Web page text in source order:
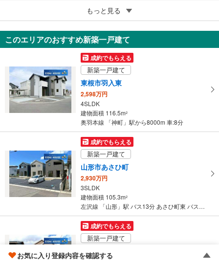
成約でもらえる
北村山郡大石田町四日町
599万円
10DK
431.48m2
山形県北村山郡大石田町四日町
もっと見る
このエリアのおすすめ新築一戸建て
成約でもらえる
新築一戸建て
東根市羽入東
2,598万円
4SLDK
建物面積 116.5m2
奥羽本線 「神町」駅から8000m 車:8分
成約でもらえる
新築一戸建て
山形市あさひ町
2,930万円
3SLDK
建物面積 105.3m2
左沢線 「山形」駅 バス13分 あさひ町東 バス停下車 徒歩4分
成約でもらえる
新築一戸建て
山形市南館西
4,480万円
お気に入り登録内容を確認する